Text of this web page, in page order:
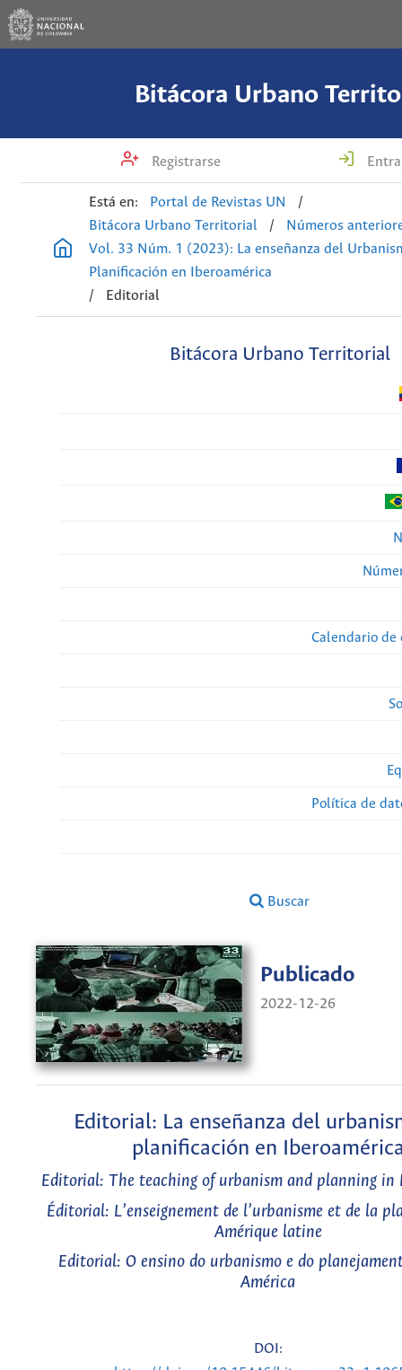
Bitácora Urbano
Registrarse
Está en: Portal de Revistas UN
/
Bitácora Urbano Territorial
/
Números
Vol. 33 Núm. 1 (2023): La enseñanza del
Planificación en Iberoamérica
/
Editorial
Bitácora Urbano Territorial
Calendario de
Política de
Buscar
Publicado
2022-12-26
Editorial: La enseñanza del
planificación en
Editorial: The teaching of urbanism and planning in
Éditorial: L’enseignement de l’urbanisme et de la
Amérique latine
Editorial: O ensino do urbanismo e do
América
DOI: